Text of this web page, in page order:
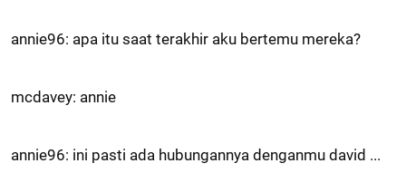
annie96: apa itu saat terakhir aku bertemu mereka?
mcdavey: annie
annie96: ini pasti ada hubungannya denganmu david ...